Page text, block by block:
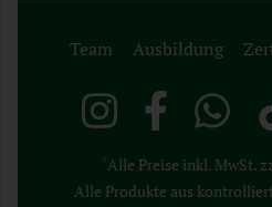
Team Ausbildung
*Alle Preise inkl. MwSt.
Alle Produkte aus